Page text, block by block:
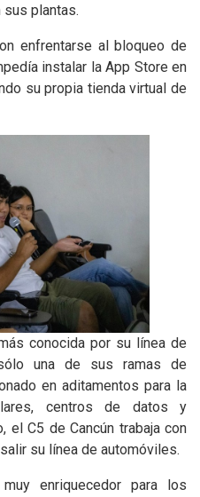
plantas.
enfrentarse al bloqueo de
instalar la App Store en
su propia tienda virtual de
conocida por su línea de
una de sus ramas de
en aditamentos para la
centros de datos y
el C5 de Cancún trabaja con
su línea de automóviles.
enriquecedor para los